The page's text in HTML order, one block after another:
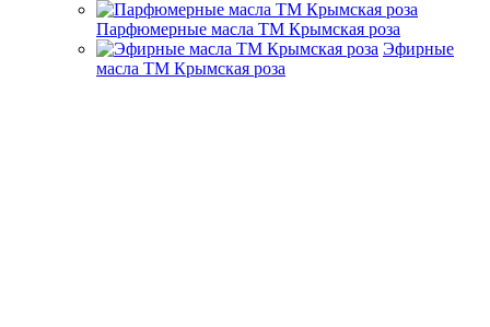
Парфюмерные масла ТМ Крымская роза
Эфирные
масла ТМ Крымская роза